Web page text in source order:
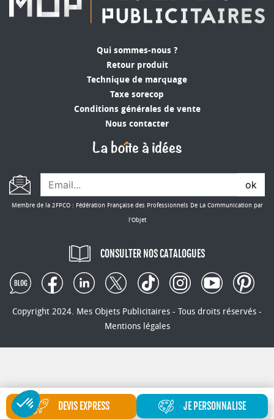
DEVIS EXPRESS JE PERSONNALISE
Qui sommes-nous ?
Retour produit
Technique de marquage
Taxe sorecop
Conditions générales de vente
Nous contacter
ok
Membre de la 2FPCO : Fédération Française des Professionnels De La Communication par
l'Objet
CONSULTER NOS CATALOGUES
Copyright 2024. Mes Objets Publicitaires - Tous droits réservés -
Mentions légales